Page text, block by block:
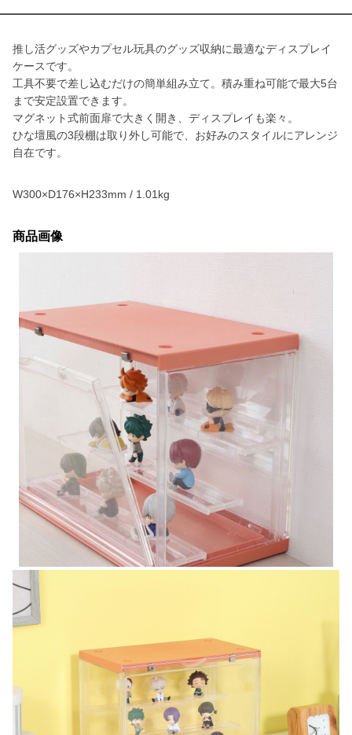
推し活グッズやカプセル玩具のグッズ収納に最適なディスプレイ
ケースです。
工具不要で差し込むだけの簡単組み立て。積み重ね可能で最大5台
まで安定設置できます。
マグネット式前面扉で大きく開き、ディスプレイも楽々。
ひな壇風の3段棚は取り外し可能で、お好みのスタイルにアレンジ
自在です。
W300×D176×H233mm / 1.01kg
商品画像